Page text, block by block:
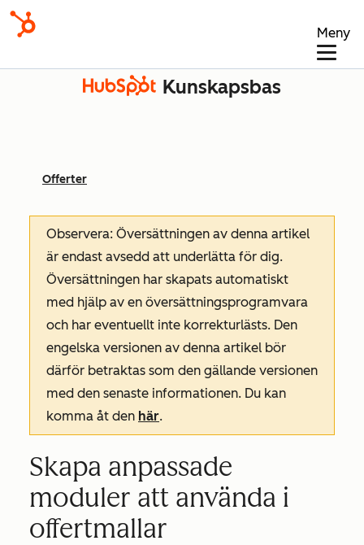
Meny
Kunskapsbas
Offerter
Observera: Översättningen av denna artikel
är endast avsedd att underlätta för dig.
Översättningen har skapats automatiskt
med hjälp av en översättningsprogramvara
och har eventuellt inte korrekturlästs. Den
engelska versionen av denna artikel bör
därför betraktas som den gällande versionen
med den senaste informationen. Du kan
komma åt den här.
Skapa anpassade
moduler att använda i
offertmallar